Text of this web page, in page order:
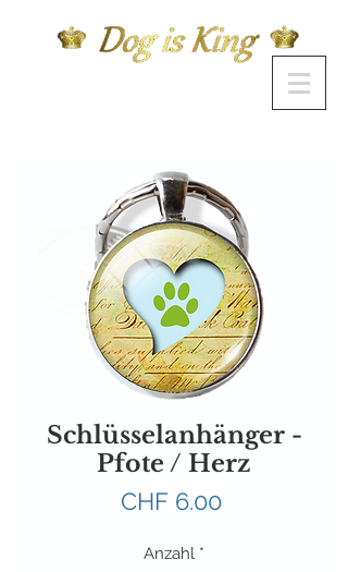
Schlüsselanhänger -
Pfote / Herz
CHF 6.00Preis
Anzahl *